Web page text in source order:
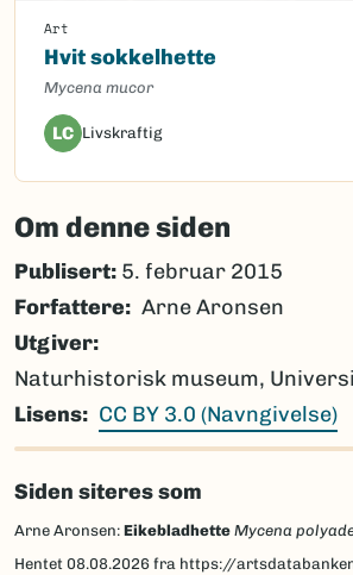
Art
Hvit sokkelhette
Mycena mucor
LC Livskraftig
Om denne siden
Publisert: 5. februar 2015
Forfattere
Arne Aronsen
Utgiver
Naturhistorisk museum,
Lisens
CC BY 3.0 (Navngivelse)
Siden siteres som
Arne Aronsen: Eikebladhette Mycena
Hentet 08.08.2026 fra https://artsdatabanken.no/